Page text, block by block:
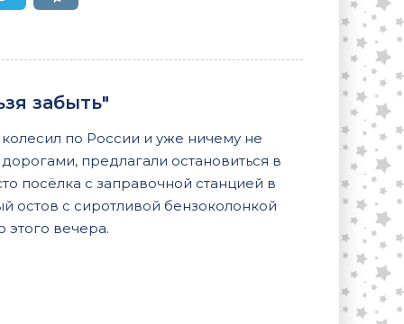
забыть"
по России и уже ничему не
предлагали остановиться в
посёлка с заправочной станцией в
остов с сиротливой бензоколонкой
этого вечера.